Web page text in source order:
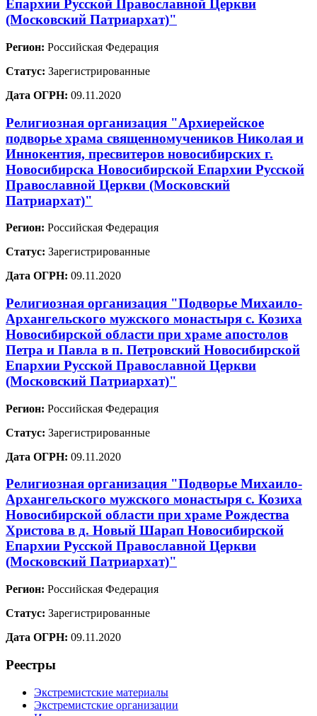
Епархии Русской Православной Церкви
(Московский Патриархат)"
Регион: Российская Федерация
Статус: Зарегистрированные
Дата ОГРН: 09.11.2020
Религиозная организация "Архиерейское
подворье храма священномучеников Николая и
Иннокентия, пресвитеров новосибирских г.
Новосибирска Новосибирской Епархии Русской
Православной Церкви (Московский
Патриархат)"
Регион: Российская Федерация
Статус: Зарегистрированные
Дата ОГРН: 09.11.2020
Религиозная организация "Подворье Михаило-
Архангельского мужского монастыря с. Козиха
Новосибирской области при храме апостолов
Петра и Павла в п. Петровский Новосибирской
Епархии Русской Православной Церкви
(Московский Патриархат)"
Регион: Российская Федерация
Статус: Зарегистрированные
Дата ОГРН: 09.11.2020
Религиозная организация "Подворье Михаило-
Архангельского мужского монастыря с. Козиха
Новосибирской области при храме Рождества
Христова в д. Новый Шарап Новосибирской
Епархии Русской Православной Церкви
(Московский Патриархат)"
Регион: Российская Федерация
Статус: Зарегистрированные
Дата ОГРН: 09.11.2020
Реестры
Экстремистские материалы
Экстремистские организации